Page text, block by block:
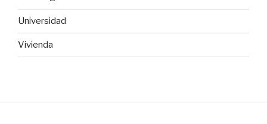
Universidad
Vivienda